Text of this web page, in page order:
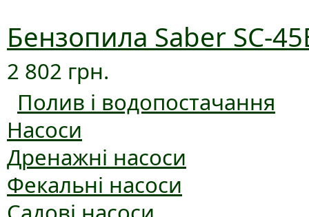
Бензопила Saber SC-
2 802 грн.
Полив і водопостачання
Насоси
Дренажні насоси
Фекальні насоси